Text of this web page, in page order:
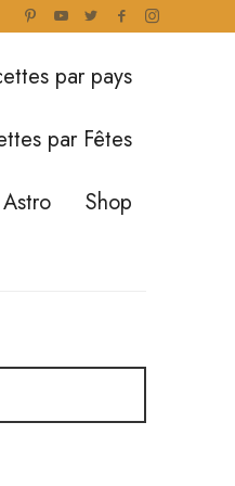
par pays
par Fêtes
Shop